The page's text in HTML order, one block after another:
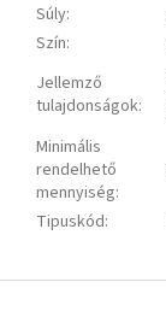
Súly:
Szín:
Jellemző
tulajdonságok:
Minimális
rendelhető
mennyiség:
Tipuskód: